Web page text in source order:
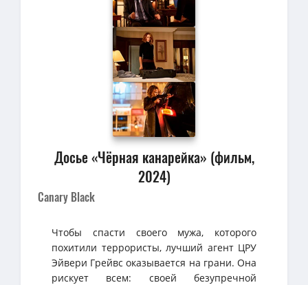
Досье «Чёрная канарейка» (фильм,
2024)
Canary Black
Чтобы спасти своего мужа, которого
похитили террористы, лучший агент ЦРУ
Эйвери Грейвс оказывается на грани. Она
рискует всем: своей безупречной